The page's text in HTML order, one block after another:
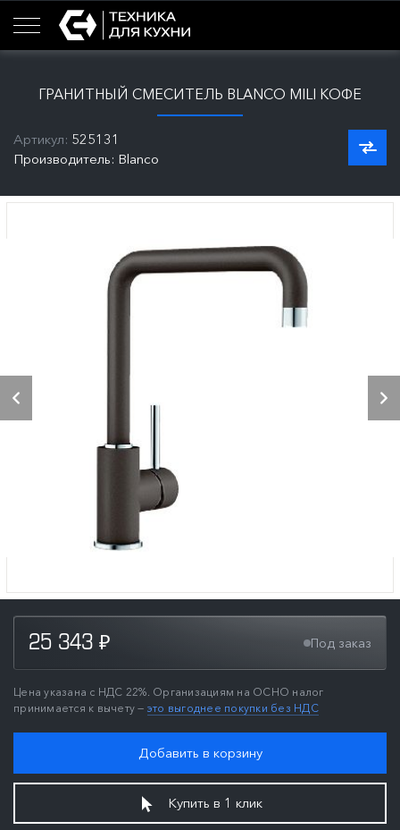
ГРАНИТНЫЙ СМЕСИТЕЛЬ BLANCO MILI КОФЕ
Артикул: 525131
Производитель: Blanco
25 343 ₽ Под заказ
Цена указана с НДС 22%. Организациям на ОСНО налог
принимается к вычету — это выгоднее покупки без НДС
Добавить в корзину
Купить в 1 клик